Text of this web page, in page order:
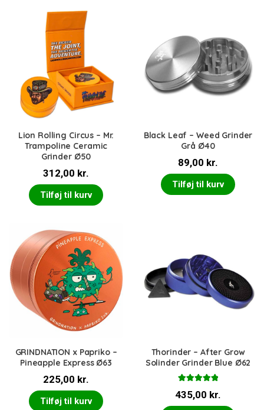
Lion Rolling Circus – Mr.
Trampoline Ceramic
Grinder Ø50
312,00 kr.
Tilføj til kurv
Black Leaf – Weed Grinder
Grå Ø40
89,00 kr.
Tilføj til kurv
GRINDNATION x Papriko –
Pineapple Express Ø63
225,00 kr.
Tilføj til kurv
Thorinder – After Grow
Solinder Grinder Blue Ø62
5.00ud af 5
435,00 kr.